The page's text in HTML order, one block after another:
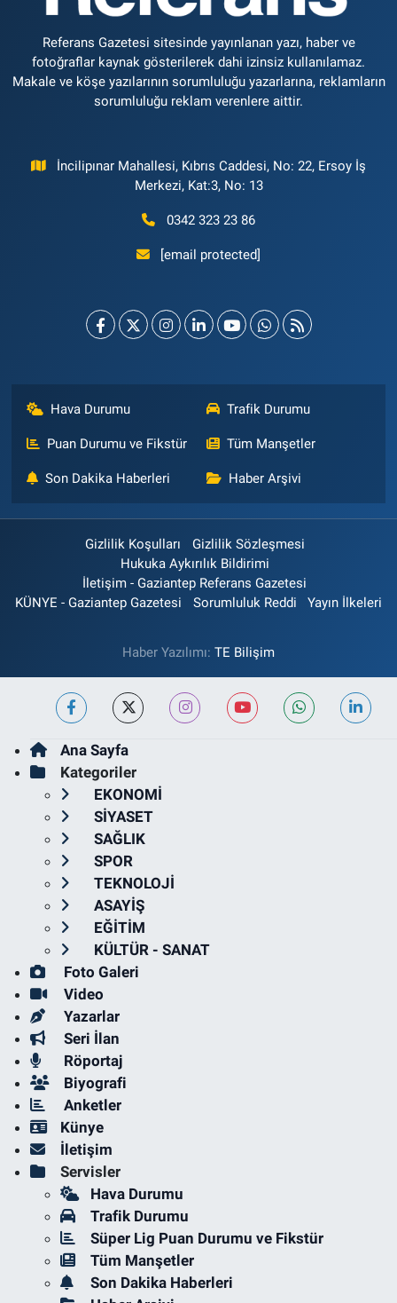
Referans Gazetesi sitesinde yayınlanan yazı, haber ve
fotoğraflar kaynak gösterilerek dahi izinsiz kullanılamaz.
Makale ve köşe yazılarının sorumluluğu yazarlarına, reklamların
sorumluluğu reklam verenlere aittir.
İncilipınar Mahallesi, Kıbrıs Caddesi, No: 22, Ersoy İş
Merkezi, Kat:3, No: 13
0342 323 23 86
[email protected]
Hava Durumu Trafik Durumu
Puan Durumu ve Fikstür Tüm Manşetler
Son Dakika Haberleri Haber Arşivi
Gizlilik Koşulları
Gizlilik Sözleşmesi
Hukuka Aykırılık Bildirimi
İletişim - Gaziantep Referans Gazetesi
KÜNYE - Gaziantep Gazetesi
Sorumluluk Reddi Yayın İlkeleri
Haber Yazılımı: TE Bilişim
Ana Sayfa
Kategoriler
EKONOMİ
SİYASET
SAĞLIK
SPOR
TEKNOLOJİ
ASAYİŞ
EĞİTİM
KÜLTÜR - SANAT
Foto Galeri
Video
Yazarlar
Seri İlan
Röportaj
Biyografi
Anketler
Künye
İletişim
Servisler
Hava Durumu
Trafik Durumu
Süper Lig Puan Durumu ve Fikstür
Tüm Manşetler
Son Dakika Haberleri